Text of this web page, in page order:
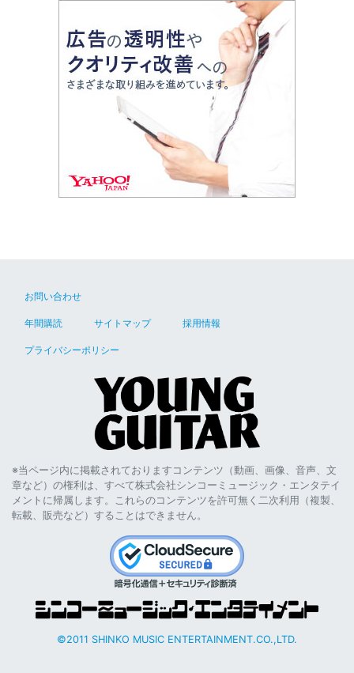
お問い合わせ
年間購読 サイトマップ 採用情報
プライバシーポリシー
※当ページ内に掲載されておりますコンテンツ（動画、画像、音声、文
章など）の権利は、すべて株式会社シンコーミュージック・エンタテイ
メントに帰属します。これらのコンテンツを許可無く二次利用（複製、
転載、販売など）することはできません。
©2011 SHINKO MUSIC ENTERTAINMENT.CO.,LTD.